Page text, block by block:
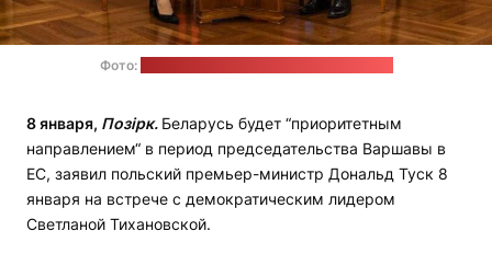
Фото:
8 января, Позірк. Беларусь будет “приоритетным
направлением“ в период председательства Варшавы в
ЕС, заявил польский премьер-министр Дональд Туск 8
января на встрече с демократическим лидером
Светланой Тихановской.